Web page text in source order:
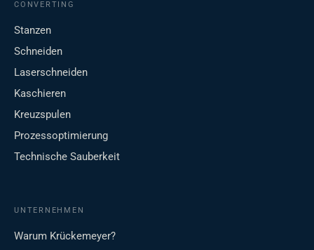
CONVERTING
Stanzen
Schneiden
Laserschneiden
Kaschieren
Kreuzspulen
Prozessoptimierung
Technische Sauberkeit
UNTERNEHMEN
Warum Krückemeyer?